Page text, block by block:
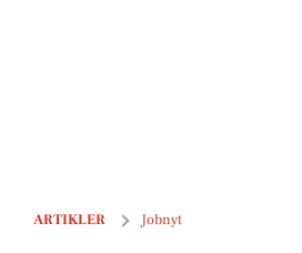
ARTIKLER Jobnyt
Lægesekretær med ledelseserfaring